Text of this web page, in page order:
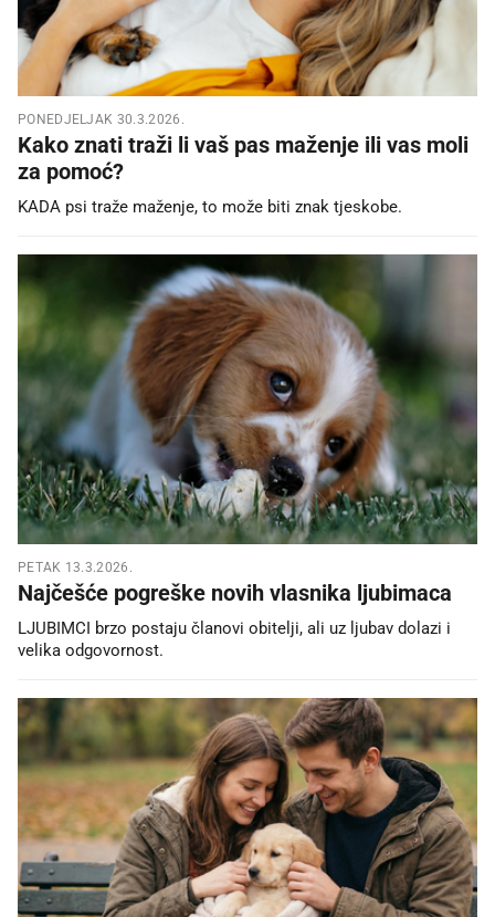
PONEDJELJAK 30.3.2026.
Kako znati traži li vaš pas maženje ili vas moli
za pomoć?
KADA psi traže maženje, to može biti znak tjeskobe.
PETAK 13.3.2026.
Najčešće pogreške novih vlasnika ljubimaca
LJUBIMCI brzo postaju članovi obitelji, ali uz ljubav dolazi i
velika odgovornost.